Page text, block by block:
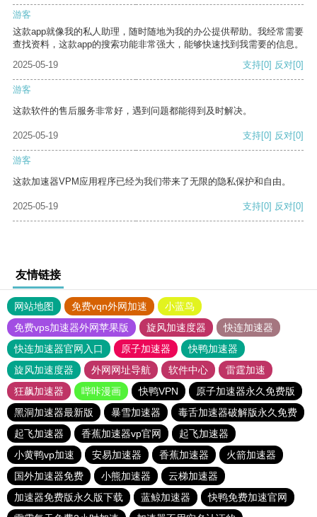
游客
这款app就像我的私人助理，随时随地为我的办公提供帮助。我经常需要
查找资料，这款app的搜索功能非常强大，能够快速找到我需要的信息。
2025-05-19
支持[0] 反对[0]
游客
这款软件的售后服务非常好，遇到问题都能得到及时解决。
2025-05-19 支持[0] 反对[0]
游客
这款加速器VPM应用程序已经为我们带来了无限的隐私保护和自由。
2025-05-19 支持[0] 反对[0]
友情链接
网站地图 免费vqn外网加速
小蓝鸟
免费vps加速器外网苹果版
旋风加速度器
快连加速器
快连加速器官网入口
原子加速器
快鸭加速器
旋风加速度器
外网网址导航 软件中心
雷霆加速
狂飙加速器
哔咔漫画 快鸭VPN
原子加速器永久免费版
黑洞加速器最新版
暴雪加速器
毒舌加速器破解版永久免费
起飞加速器
香蕉加速器vp官网
起飞加速器
小黄鸭vp加速
安易加速器 香蕉加速器
火箭加速器
国外加速器免费
小熊加速器
云梯加速器
加速器免费版永久版下载
蓝鲸加速器
快鸭免费加速官网